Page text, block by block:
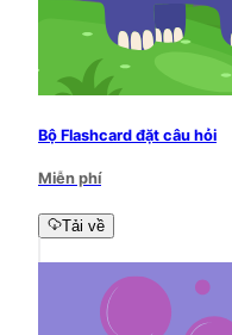
Bộ Flashcard đặt câu hỏi
Miễn phí
Tải về